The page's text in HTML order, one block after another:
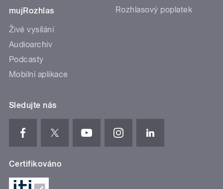
mujRozhlas
Živé vysílání
Audioarchiv
Podcasty
Mobilní aplikace
Rozhlasový poplatek
Sledujte nás
Certifikováno